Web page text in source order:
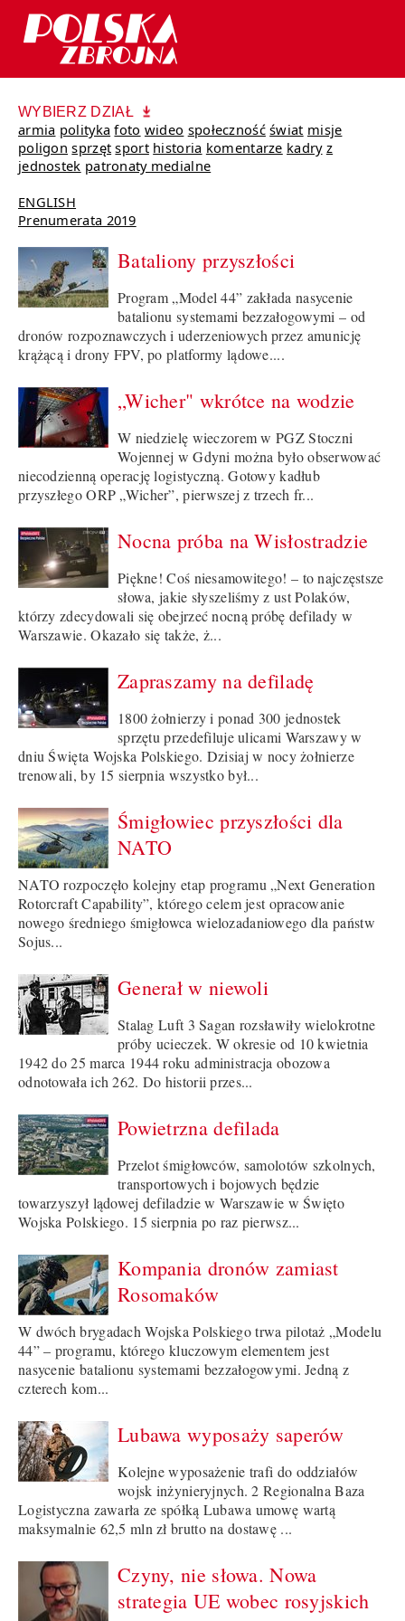
WYBIERZ DZIAŁ
armia polityka foto wideo społeczność świat misje
poligon sprzęt sport historia komentarze kadry z
jednostek patronaty medialne
ENGLISH
Prenumerata 2019
Bataliony przyszłości
Program „Model 44” zakłada nasycenie
batalionu systemami bezzałogowymi – od
dronów rozpoznawczych i uderzeniowych przez amunicję
krążącą i drony FPV, po platformy lądowe....
„Wicher" wkrótce na wodzie
W niedzielę wieczorem w PGZ Stoczni
Wojennej w Gdyni można było obserwować
niecodzienną operację logistyczną. Gotowy kadłub
przyszłego ORP „Wicher”, pierwszej z trzech fr...
Nocna próba na Wisłostradzie
Piękne! Coś niesamowitego! – to najczęstsze
słowa, jakie słyszeliśmy z ust Polaków,
którzy zdecydowali się obejrzeć nocną próbę defilady w
Warszawie. Okazało się także, ż...
Zapraszamy na defiladę
1800 żołnierzy i ponad 300 jednostek
sprzętu przedefiluje ulicami Warszawy w
dniu Święta Wojska Polskiego. Dzisiaj w nocy żołnierze
trenowali, by 15 sierpnia wszystko był...
Śmigłowiec przyszłości dla
NATO
NATO rozpoczęło kolejny etap programu „Next Generation
Rotorcraft Capability”, którego celem jest opracowanie
nowego średniego śmigłowca wielozadaniowego dla państw
Sojus...
Generał w niewoli
Stalag Luft 3 Sagan rozsławiły wielokrotne
próby ucieczek. W okresie od 10 kwietnia
1942 do 25 marca 1944 roku administracja obozowa
odnotowała ich 262. Do historii przes...
Powietrzna defilada
Przelot śmigłowców, samolotów szkolnych,
transportowych i bojowych będzie
towarzyszył lądowej defiladzie w Warszawie w Święto
Wojska Polskiego. 15 sierpnia po raz pierwsz...
Kompania dronów zamiast
Rosomaków
W dwóch brygadach Wojska Polskiego trwa pilotaż „Modelu
44” – programu, którego kluczowym elementem jest
nasycenie batalionu systemami bezzałogowymi. Jedną z
czterech kom...
Lubawa wyposaży saperów
Kolejne wyposażenie trafi do oddziałów
wojsk inżynieryjnych. 2 Regionalna Baza
Logistyczna zawarła ze spółką Lubawa umowę wartą
maksymalnie 62,5 mln zł brutto na dostawę ...
Czyny, nie słowa. Nowa
strategia UE wobec rosyjskich